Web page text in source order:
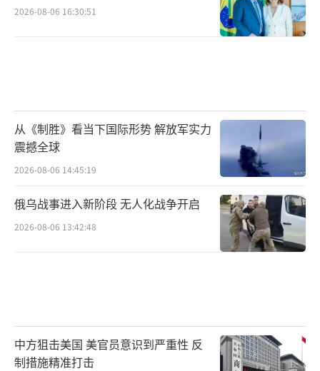
2026-08-06 16:30:51
从《制胜》看当下国际形势 解放军实力
震撼全球
2026-08-06 14:45:19
俄乌战事进入新阶段 无人化战争开启
2026-08-06 13:42:48
中方狙击美国 美官员意识到严重性 反
制措施精准打击